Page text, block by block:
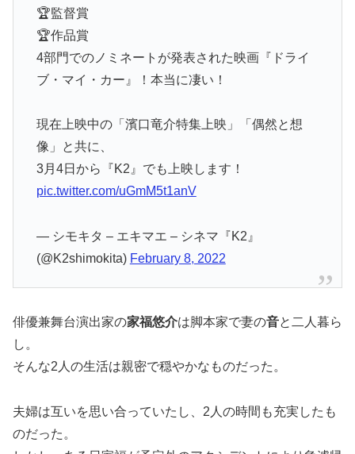
🏆監督賞
🏆作品賞
4部門でのノミネートが発表された映画『ドライ
ブ・マイ・カー』！本当に凄い！
現在上映中の「濱口竜介特集上映」「偶然と想
像」と共に、
3月4日から『K2』でも上映します！
pic.twitter.com/uGmM5t1anV
— シモキタ – エキマエ – シネマ『K2』
(@K2shimokita) February 8, 2022
俳優兼舞台演出家の家福悠介は脚本家で妻の音と二人暮ら
し。
そんな2人の生活は親密で穏やかなものだった。
夫婦は互いを思い合っていたし、2人の時間も充実したも
のだった。